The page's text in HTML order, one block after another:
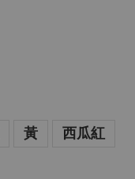
黃
西瓜紅